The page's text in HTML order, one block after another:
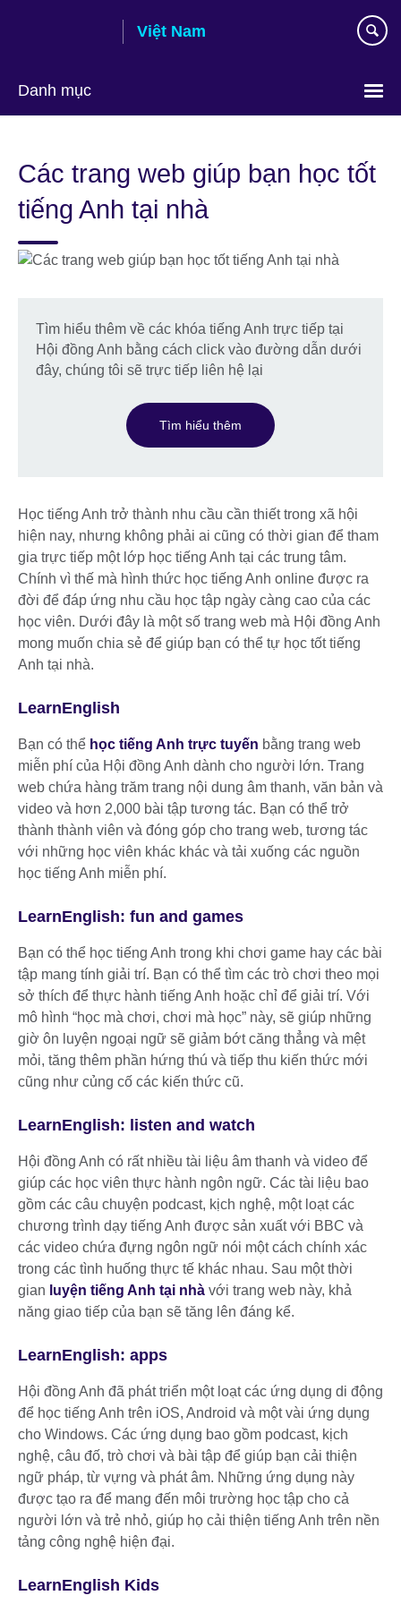
Việt Nam
Danh mục
language
Các trang web giúp bạn học tốt
tiếng Anh tại nhà
Tìm hiểu thêm về các khóa tiếng Anh trực tiếp tại
Hội đồng Anh bằng cách click vào đường dẫn dưới
đây, chúng tôi sẽ trực tiếp liên hệ lại
Tìm hiểu thêm
Học tiếng Anh trở thành nhu cầu cần thiết trong xã hội
hiện nay, nhưng không phải ai cũng có thời gian để tham
gia trực tiếp một lớp học tiếng Anh tại các trung tâm.
Chính vì thế mà hình thức học tiếng Anh online được ra
đời để đáp ứng nhu cầu học tập ngày càng cao của các
học viên. Dưới đây là một số trang web mà Hội đồng Anh
mong muốn chia sẻ để giúp bạn có thể tự học tốt tiếng
Anh tại nhà.
LearnEnglish
Bạn có thể học tiếng Anh trực tuyến bằng trang web
miễn phí của Hội đồng Anh dành cho người lớn. Trang
web chứa hàng trăm trang nội dung âm thanh, văn bản và
video và hơn 2,000 bài tập tương tác. Bạn có thể trở
thành thành viên và đóng góp cho trang web, tương tác
với những học viên khác khác và tải xuống các nguồn
học tiếng Anh miễn phí.
LearnEnglish: fun and games
Bạn có thể học tiếng Anh trong khi chơi game hay các bài
tập mang tính giải trí. Bạn có thể tìm các trò chơi theo mọi
sở thích để thực hành tiếng Anh hoặc chỉ để giải trí. Với
mô hình “học mà chơi, chơi mà học” này, sẽ giúp những
giờ ôn luyện ngoại ngữ sẽ giảm bớt căng thẳng và mệt
mỏi, tăng thêm phần hứng thú và tiếp thu kiến thức mới
cũng như củng cố các kiến thức cũ.
LearnEnglish: listen and watch
Hội đồng Anh có rất nhiều tài liệu âm thanh và video để
giúp các học viên thực hành ngôn ngữ. Các tài liệu bao
gồm các câu chuyện podcast, kịch nghệ, một loạt các
chương trình dạy tiếng Anh được sản xuất với BBC và
các video chứa đựng ngôn ngữ nói một cách chính xác
trong các tình huống thực tế khác nhau. Sau một thời
gian luyện tiếng Anh tại nhà với trang web này, khả
năng giao tiếp của bạn sẽ tăng lên đáng kể.
LearnEnglish: apps
Hội đồng Anh đã phát triển một loạt các ứng dụng di động
để học tiếng Anh trên iOS, Android và một vài ứng dụng
cho Windows. Các ứng dụng bao gồm podcast, kịch
nghệ, câu đố, trò chơi và bài tập để giúp bạn cải thiện
ngữ pháp, từ vựng và phát âm. Những ứng dụng này
được tạo ra để mang đến môi trường học tập cho cả
người lớn và trẻ nhỏ, giúp họ cải thiện tiếng Anh trên nền
tảng công nghệ hiện đại.
LearnEnglish Kids